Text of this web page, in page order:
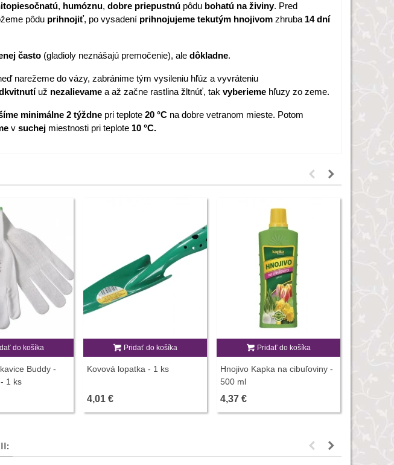
, humóznu, dobre priepustnú pôdu bohatú na živiny. Pred
pôdu prihnojiť, po vysadení prihnojujeme tekutým hnojivom zhruba 14 dní
často (gladioly neznášajú premočenie), ale dôkladne.
narežeme do vázy, zabránime tým vysileniu hľúz a vyvráteniu
už nezalievame a až začne rastlina žltnúť, tak vyberieme hľuzy zo zeme.
minimálne 2 týždne pri teplote 20 °C na dobre vetranom mieste. Potom
v suchej miestnosti pri teplote 10 °C.
do košíka
Buddy -
1 ks
Pridať do košíka
Kovová lopatka - 1 ks
4,01 €
Pridať do košíka
Hnojivo Kapka na cibuľoviny -
500 ml
4,37 €
Pracovné